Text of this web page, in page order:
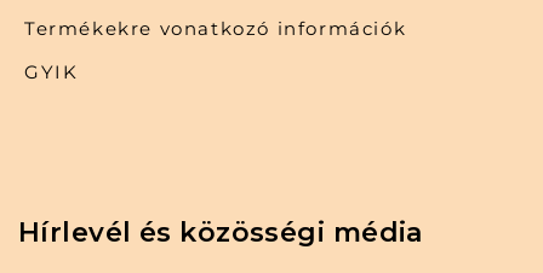
Termékekre vonatkozó információk
GYIK
Hírlevél és közösségi média